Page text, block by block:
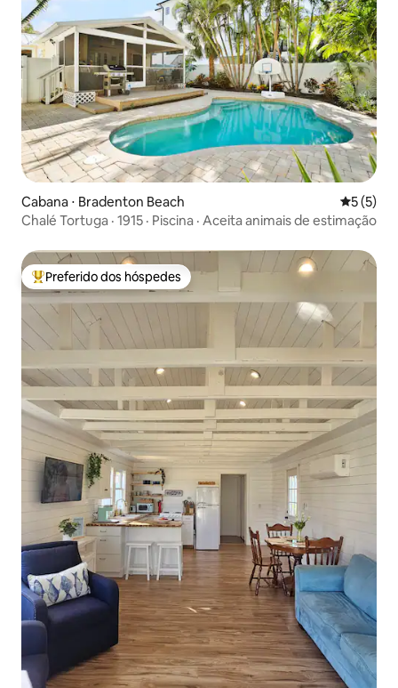
Cabana ⋅ Bradenton Beach 5 de
5 (5)
Chalé Tortuga · 1915 · Piscina · Aceita animais de estimação
Entre os melhores preferidos dos hóspedes
Preferido dos hóspedes